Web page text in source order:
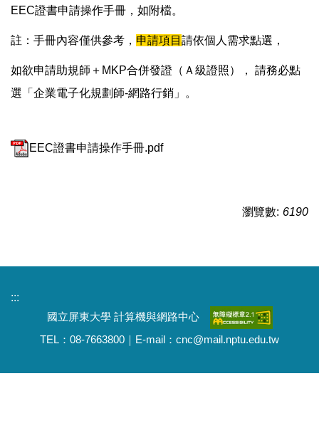
EEC證書申請操作手冊，如附檔。
註：手冊內容僅供參考， 申請項目 請依個人需求點選，
如欲申請助規師＋MKP合併發證（Ａ級證照）， 請務必點
選「企業電子化規劃師-網路行銷」。
EEC證書申請操作手冊.pdf
瀏覽數: 6190
:::
國立屏東大學 計算機與網路中心
TEL：08-7663800｜E-mail：cnc@mail.nptu.edu.tw